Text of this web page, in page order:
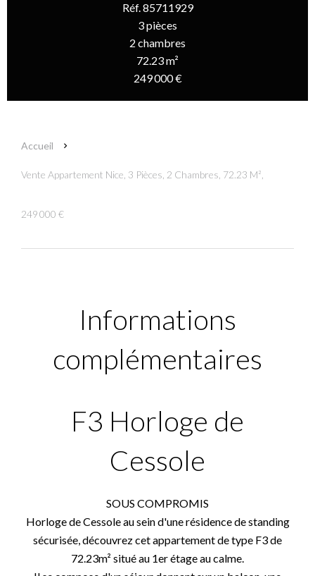
Réf. 85711929
3 pièces
2 chambres
72.23 m²
249 000 €
Accueil
Vente Appartement Nice, 3 Pièces, 2 Chambres, 72.23 M²,
249 000 €
Informations
complémentaires
F3 Horloge de
Cessole
SOUS COMPROMIS
Horloge de Cessole au sein d'une résidence de standing
sécurisée, découvrez cet appartement de type F3 de
72.23m² situé au 1er étage au calme.